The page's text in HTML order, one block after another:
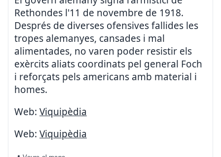
Rethondes l'11 de novembre de 1918.
Després de diverses ofensives fallides les
tropes alemanyes, cansades i mal
alimentades, no varen poder resistir els
exèrcits aliats coordinats pel general Foch
i reforçats pels americans amb material i
homes.
Web: Viquipèdia
Web: Viquipèdia